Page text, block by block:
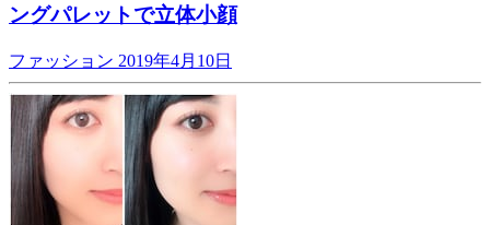
ングパレットで立体小顔
ファッション 2019年4月10日